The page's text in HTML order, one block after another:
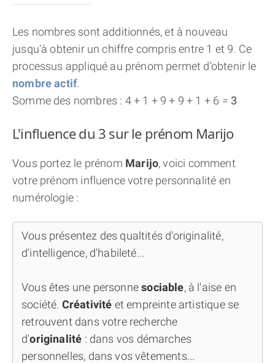
Les nombres sont additionnés, et à nouveau
jusqu'à obtenir un chiffre compris entre 1 et 9. Ce
processus appliqué au prénom permet d'obtenir le
nombre actif.
Somme des nombres : 4 + 1 + 9 + 9 + 1 + 6 = 3
L'influence du 3 sur le prénom Marijo
Vous portez le prénom Marijo, voici comment
votre prénom influence votre personnalité en
numérologie :
Vous présentez des qualtités d'originalité,
d'intelligence, d'habileté...
Vous êtes une personnesociable, à l'aise en
société. Créativité et empreinte artistique se
retrouvent dans votre recherche
d'originalité : dans vos démarches
personnelles, dans vos vêtements...